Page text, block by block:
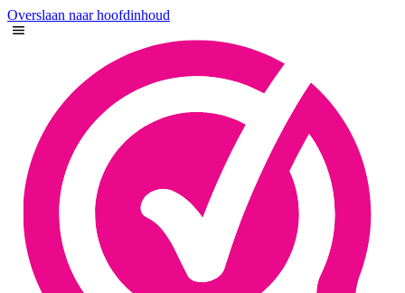
Overslaan naar hoofdinhoud